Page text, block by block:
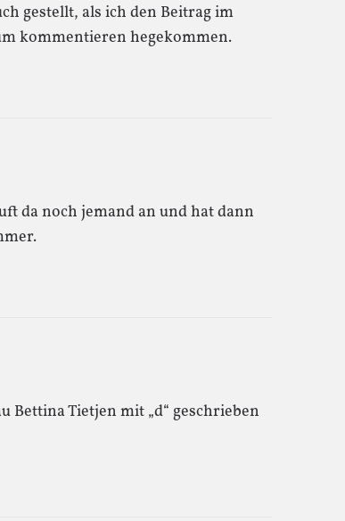
gestellt, als ich den Beitrag im
kommentieren hegekommen.
da noch jemand an und hat dann
Bettina Tietjen mit „d“ geschrieben